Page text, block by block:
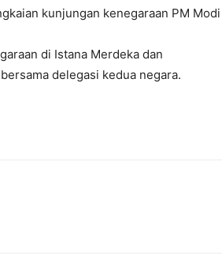
kunjungan kenegaraan PM Modi
di Istana Merdeka dan
delegasi kedua negara.